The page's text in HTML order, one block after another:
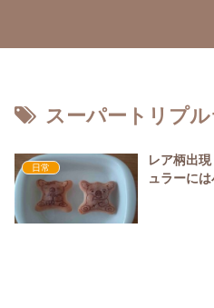
スーパートリプ
日常
レア柄出
ュラーに